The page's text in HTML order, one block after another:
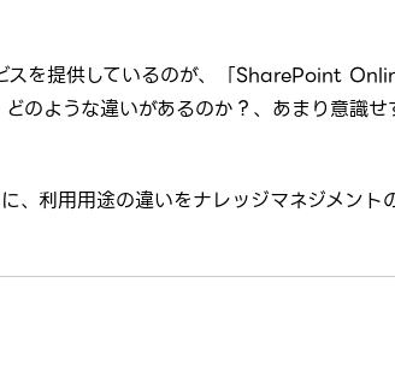
を提供しているのが、「SharePoint
のような違いがあるのか？、あまり意識せ
、利用用途の違いをナレッジマネジメント